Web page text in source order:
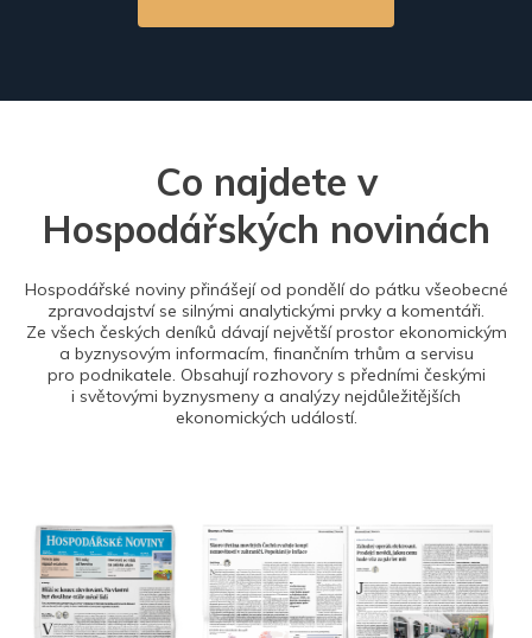
Co najdete v
Hospodářských novinách
Hospodářské noviny přinášejí od pondělí do pátku všeobecné
zpravodajství se silnými analytickými prvky a komentáři.
Ze všech českých deníků dávají největší prostor ekonomickým
a byznysovým informacím, finančním trhům a servisu
pro podnikatele. Obsahují rozhovory s předními českými
i světovými byznysmeny a analýzy nejdůležitějších
ekonomických událostí.